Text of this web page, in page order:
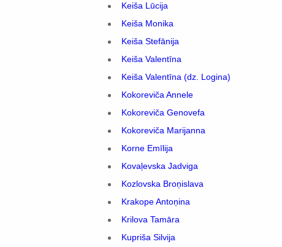
Keiša Lūcija
Keiša Monika
Keiša Stefānija
Keiša Valentīna
Keiša Valentīna (dz. Logina)
Kokoreviča Annele
Kokoreviča Genovefa
Kokoreviča Marijanna
Korne Emīlija
Kovaļevska Jadviga
Kozlovska Broņislava
Krakope Antoņina
Krilova Tamāra
Kupriša Silvija